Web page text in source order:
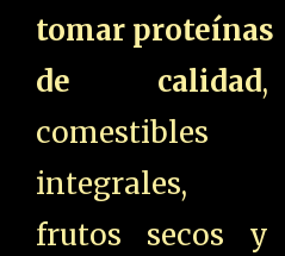
tomarproteínas
de calidad,
comestibles
integrales,
frutos secos y